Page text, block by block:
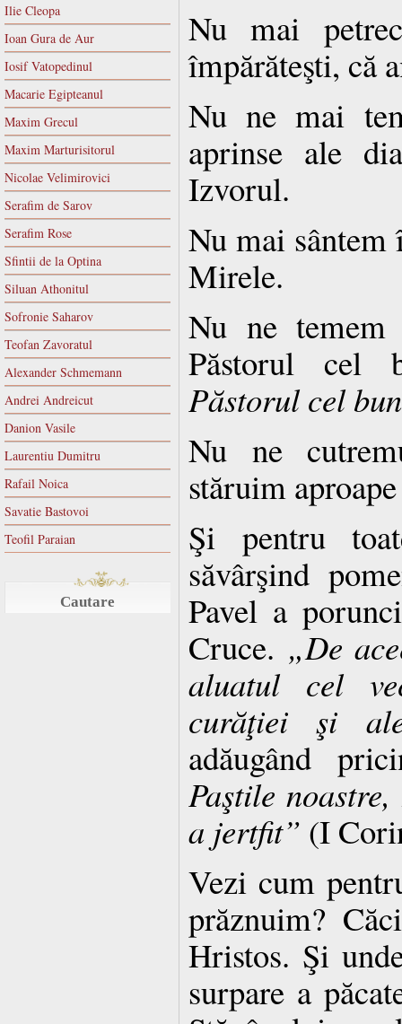
Ilie Cleopa
Ioan Gura de Aur
Iosif Vatopedinul
Macarie Egipteanul
Maxim Grecul
Maxim Marturisitorul
Nicolae Velimirovici
Serafim de Sarov
Serafim Rose
Sfintii de la Optina
Siluan Athonitul
Sofronie Saharov
Teofan Zavoratul
Alexander Schmemann
Andrei Andreicut
Danion Vasile
Laurentiu Dumitru
Rafail Noica
Savatie Bastovoi
Teofil Paraian
Cautare
Nu mai
împărăteşti, că
Nu ne mai
aprinse ale
Izvorul.
Nu mai sântem
Mirele.
Nu ne
Păstorul cel
Păstorul cel
Nu ne
stăruim
Şi pentru
săvârşind
Pavel a
Cruce. „De
aluatul cel
curăţiei şi
adăugând
Paştile
a jertfit” (I
Vezi cum
prăznuim?
Hristos. Şi
surpare a